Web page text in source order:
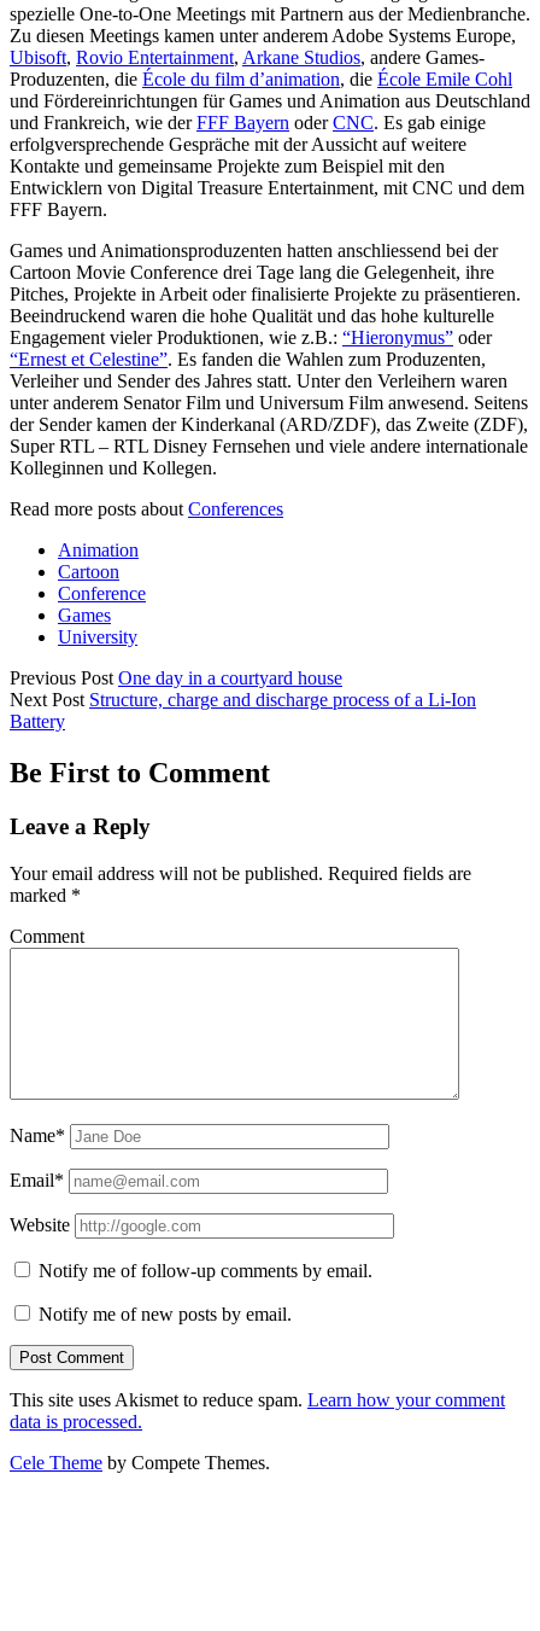
spezielle One-to-One Meetings mit Partnern aus der Medienbranche.
Zu diesen Meetings kamen unter anderem Adobe Systems Europe,
Ubisoft, Rovio Entertainment, Arkane Studios, andere Games-
Produzenten, die École du film d’animation, die École Emile Cohl
und Fördereinrichtungen für Games und Animation aus Deutschland
und Frankreich, wie derFFF Bayern oderCNC. Es gab einige
erfolgversprechende Gespräche mit der Aussicht auf weitere
Kontakte und gemeinsame Projekte zum Beispiel mit den
Entwicklern von Digital Treasure Entertainment, mit CNC und dem
FFF Bayern.
Games und Animationsproduzenten hatten anschliessend bei der
Cartoon Movie Conference drei Tage lang die Gelegenheit, ihre
Pitches, Projekte in Arbeit oder finalisierte Projekte zu präsentieren.
Beeindruckend waren die hohe Qualität und das hohe kulturelle
Engagement vieler Produktionen, wie z.B.: “Hieronymus” oder
“Ernest et Celestine”. Es fanden die Wahlen zum Produzenten,
Verleiher und Sender des Jahres statt. Unter den Verleihern waren
unter anderem Senator Film und Universum Film anwesend. Seitens
der Sender kamen der Kinderkanal (ARD/ZDF), das Zweite (ZDF),
Super RTL – RTL Disney Fernsehen und viele andere internationale
Kolleginnen und Kollegen.
Read more posts about Conferences
Animation
Cartoon
Conference
Games
University
Previous Post One day in a courtyard house
Next Post Structure, charge and discharge process of a Li-Ion
Battery
Be First to Comment
Leave a Reply
Your email address will not be published. Required fields are
marked *
Comment
Name*
Email*
Website
Notify me of follow-up comments by email.
Notify me of new posts by email.
This site uses Akismet to reduce spam. Learn how your comment
data is processed.
Cele Theme by Compete Themes.